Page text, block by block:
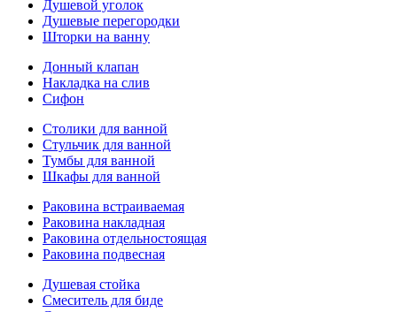
Душевой уголок
Душевые перегородки
Шторки на ванну
Донный клапан
Накладка на слив
Сифон
Столики для ванной
Стульчик для ванной
Тумбы для ванной
Шкафы для ванной
Раковина встраиваемая
Раковина накладная
Раковина отдельностоящая
Раковина подвесная
Душевая стойка
Смеситель для биде